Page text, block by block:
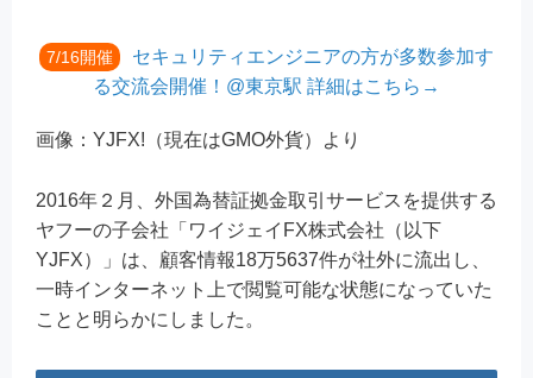
7/16開催
セキュリティエンジニアの方が多数参加す
る交流会開催！@東京駅 詳細はこちら→
画像：YJFX!（現在はGMO外貨）より
2016年２月、外国為替証拠金取引サービスを提供する
ヤフーの子会社「ワイジェイFX株式会社（以下
YJFX）」は、顧客情報18万5637件が社外に流出し、
一時インターネット上で閲覧可能な状態になっていた
ことと明らかにしました。